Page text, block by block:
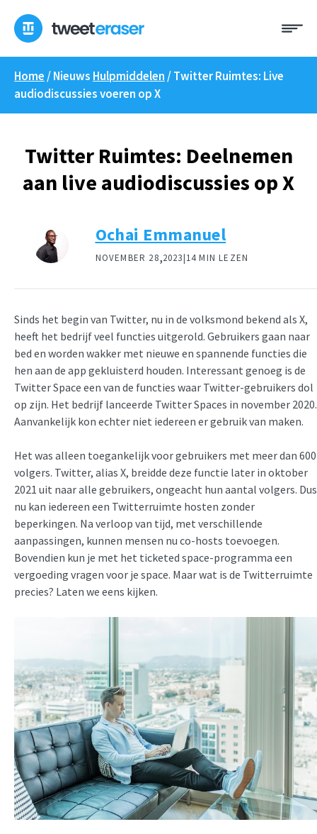
naar
inhoud
Home / Nieuws Hulpmiddelen /Twitter Ruimtes: Live
audiodiscussies voeren op X
Twitter Ruimtes: Deelnemen
aan live audiodiscussies op X
Ochai Emmanuel
NOVEMBER 28,2023|14 MIN LEZEN
Sinds het begin van Twitter, nu in de volksmond bekend als X,
heeft het bedrijf veel functies uitgerold. Gebruikers gaan naar
bed en worden wakker met nieuwe en spannende functies die
hen aan de app gekluisterd houden. Interessant genoeg is de
Twitter Space een van de functies waar Twitter-gebruikers dol
op zijn. Het bedrijf lanceerde Twitter Spaces in november 2020.
Aanvankelijk kon echter niet iedereen er gebruik van maken.
Het was alleen toegankelijk voor gebruikers met meer dan 600
volgers. Twitter, alias X, breidde deze functie later in oktober
2021 uit naar alle gebruikers, ongeacht hun aantal volgers. Dus
nu kan iedereen een Twitterruimte hosten zonder
beperkingen. Na verloop van tijd, met verschillende
aanpassingen, kunnen mensen nu co-hosts toevoegen.
Bovendien kun je met het ticketed space-programma een
vergoeding vragen voor je space. Maar wat is de Twitterruimte
precies? Laten we eens kijken.